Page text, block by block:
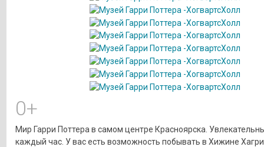
0+
Мир Гарри Поттера в самом центре Красноярска.
каждый час. У вас есть возможность побывать в Хижине